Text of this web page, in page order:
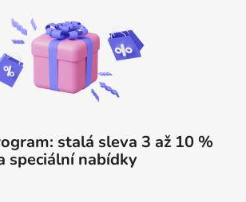
stalá sleva 3 až 10 %
speciální nabídky